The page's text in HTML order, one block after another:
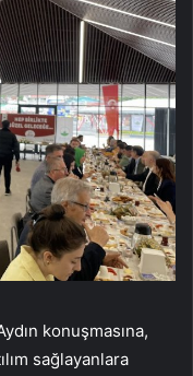
konuşmasına,
sağlayanlara